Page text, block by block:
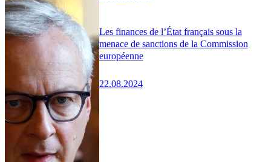
Les finances de l’État français sous la
menace de sanctions de la Commission
européenne
22.08.2024